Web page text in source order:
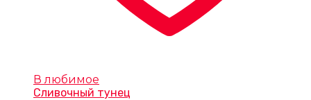
В любимое
Сливочный тунец